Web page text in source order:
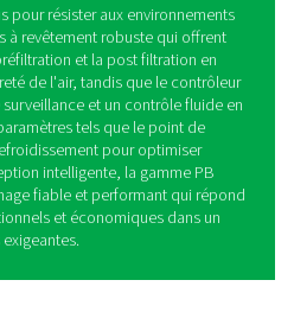
Sécheurs par
apport
purge